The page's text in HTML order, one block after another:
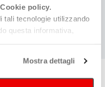
Cookie policy.
tali tecnologie utilizzando
questa informativa,
Mostra dettagli
Cerca rassegne e festival